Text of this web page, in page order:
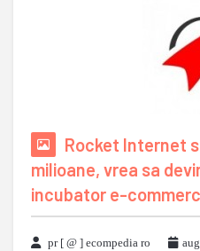
Rocket Internet
milioane, vrea sa
incubator e-
pr [ @ ] ecompedia ro